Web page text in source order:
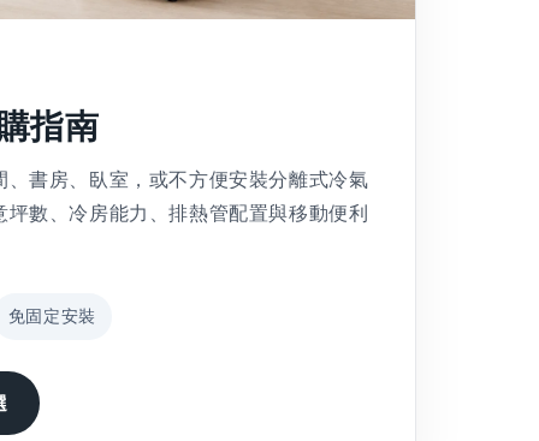
指南
、書房、臥室，或不方便安裝分離式冷氣
數、冷房能力、排熱管配置與移動便利
免固定安裝